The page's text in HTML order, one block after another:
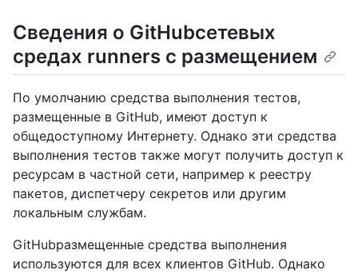
Сведения о GitHubсетевых
средах runners с размещением
По умолчанию средства выполнения тестов,
размещенные в GitHub, имеют доступ к
общедоступному Интернету. Однако эти средства
выполнения тестов также могут получить доступ к
ресурсам в частной сети, например к реестру
пакетов, диспетчеру секретов или другим
локальным службам.
GitHubразмещенные средства выполнения
используются для всех клиентов GitHub. Однако